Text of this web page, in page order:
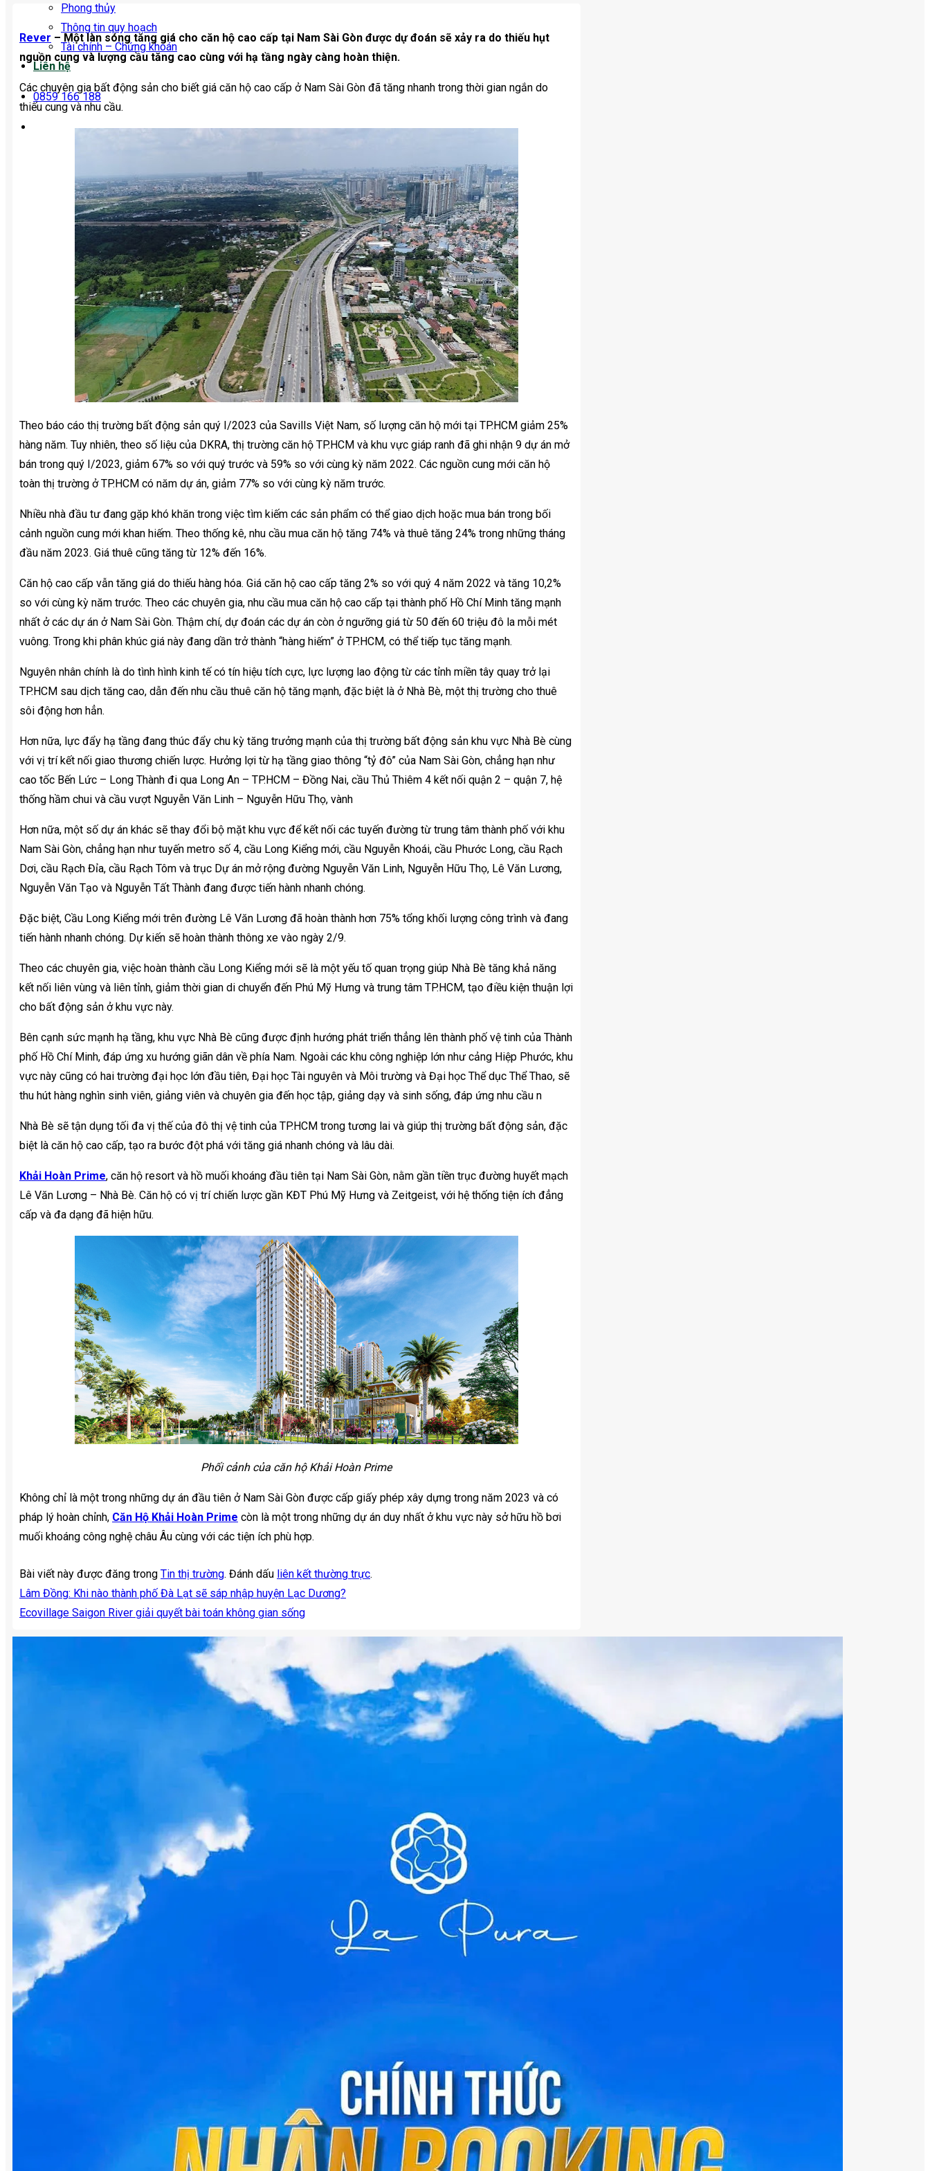
Phong thủy
Thông tin quy hoạch
Tài chính – Chứng khoán
Liên hệ
0859 166 188
Rever – Một làn sóng tăng giá cho căn hộ cao cấp tại Nam Sài Gòn được dự đoán sẽ xảy ra do thiếu hụt
nguồn cung và lượng cầu tăng cao cùng với hạ tầng ngày càng hoàn thiện.
Các chuyên gia bất động sản cho biết giá căn hộ cao cấp ở Nam Sài Gòn đã tăng nhanh trong thời gian ngắn do
thiếu cung và nhu cầu.
Theo báo cáo thị trường bất động sản quý I/2023 của Savills Việt Nam, số lượng căn hộ mới tại TP.HCM giảm 25%
hàng năm. Tuy nhiên, theo số liệu của DKRA, thị trường căn hộ TP.HCM và khu vực giáp ranh đã ghi nhận 9 dự án mở
bán trong quý I/2023, giảm 67% so với quý trước và 59% so với cùng kỳ năm 2022. Các nguồn cung mới căn hộ
toàn thị trường ở TP.HCM có năm dự án, giảm 77% so với cùng kỳ năm trước.
Nhiều nhà đầu tư đang gặp khó khăn trong việc tìm kiếm các sản phẩm có thể giao dịch hoặc mua bán trong bối
cảnh nguồn cung mới khan hiếm. Theo thống kê, nhu cầu mua căn hộ tăng 74% và thuê tăng 24% trong những tháng
đầu năm 2023. Giá thuê cũng tăng từ 12% đến 16%.
Căn hộ cao cấp vẫn tăng giá do thiếu hàng hóa. Giá căn hộ cao cấp tăng 2% so với quý 4 năm 2022 và tăng 10,2%
so với cùng kỳ năm trước. Theo các chuyên gia, nhu cầu mua căn hộ cao cấp tại thành phố Hồ Chí Minh tăng mạnh
nhất ở các dự án ở Nam Sài Gòn. Thậm chí, dự đoán các dự án còn ở ngưỡng giá từ 50 đến 60 triệu đô la mỗi mét
vuông. Trong khi phân khúc giá này đang dần trở thành “hàng hiếm” ở TP.HCM, có thể tiếp tục tăng mạnh.
Nguyên nhân chính là do tình hình kinh tế có tín hiệu tích cực, lực lượng lao động từ các tỉnh miền tây quay trở lại
TP.HCM sau dịch tăng cao, dẫn đến nhu cầu thuê căn hộ tăng mạnh, đặc biệt là ở Nhà Bè, một thị trường cho thuê
sôi động hơn hẳn.
Hơn nữa, lực đẩy hạ tầng đang thúc đẩy chu kỳ tăng trưởng mạnh của thị trường bất động sản khu vực Nhà Bè cùng
với vị trí kết nối giao thương chiến lược. Hưởng lợi từ hạ tầng giao thông “tỷ đô” của Nam Sài Gòn, chẳng hạn như
cao tốc Bến Lức – Long Thành đi qua Long An – TP.HCM – Đồng Nai, cầu Thủ Thiêm 4 kết nối quận 2 – quận 7, hệ
thống hầm chui và cầu vượt Nguyễn Văn Linh – Nguyễn Hữu Thọ, vành
Hơn nữa, một số dự án khác sẽ thay đổi bộ mặt khu vực để kết nối các tuyến đường từ trung tâm thành phố với khu
Nam Sài Gòn, chẳng hạn như tuyến metro số 4, cầu Long Kiểng mới, cầu Nguyễn Khoái, cầu Phước Long, cầu Rạch
Dơi, cầu Rạch Đỉa, cầu Rạch Tôm và trục Dự án mở rộng đường Nguyễn Văn Linh, Nguyễn Hữu Thọ, Lê Văn Lương,
Nguyễn Văn Tạo và Nguyễn Tất Thành đang được tiến hành nhanh chóng.
Đặc biệt, Cầu Long Kiểng mới trên đường Lê Văn Lương đã hoàn thành hơn 75% tổng khối lượng công trình và đang
tiến hành nhanh chóng. Dự kiến sẽ hoàn thành thông xe vào ngày 2/9.
Theo các chuyên gia, việc hoàn thành cầu Long Kiểng mới sẽ là một yếu tố quan trọng giúp Nhà Bè tăng khả năng
kết nối liên vùng và liên tỉnh, giảm thời gian di chuyển đến Phú Mỹ Hưng và trung tâm TP.HCM, tạo điều kiện thuận lợi
cho bất động sản ở khu vực này.
Bên cạnh sức mạnh hạ tầng, khu vực Nhà Bè cũng được định hướng phát triển thẳng lên thành phố vệ tinh của Thành
phố Hồ Chí Minh, đáp ứng xu hướng giãn dân về phía Nam. Ngoài các khu công nghiệp lớn như cảng Hiệp Phước, khu
vực này cũng có hai trường đại học lớn đầu tiên, Đại học Tài nguyên và Môi trường và Đại học Thể dục Thể Thao, sẽ
thu hút hàng nghìn sinh viên, giảng viên và chuyên gia đến học tập, giảng dạy và sinh sống, đáp ứng nhu cầu n
Nhà Bè sẽ tận dụng tối đa vị thế của đô thị vệ tinh của TP.HCM trong tương lai và giúp thị trường bất động sản, đặc
biệt là căn hộ cao cấp, tạo ra bước đột phá với tăng giá nhanh chóng và lâu dài.
Khải Hoàn Prime, căn hộ resort và hồ muối khoáng đầu tiên tại Nam Sài Gòn, nằm gần tiền trục đường huyết mạch
Lê Văn Lương – Nhà Bè. Căn hộ có vị trí chiến lược gần KĐT Phú Mỹ Hưng và Zeitgeist, với hệ thống tiện ích đẳng
cấp và đa dạng đã hiện hữu.
Phối cảnh của căn hộ Khải Hoàn Prime
Không chỉ là một trong những dự án đầu tiên ở Nam Sài Gòn được cấp giấy phép xây dựng trong năm 2023 và có
pháp lý hoàn chỉnh, Căn Hộ Khải Hoàn Prime còn là một trong những dự án duy nhất ở khu vực này sở hữu hồ bơi
muối khoáng công nghệ châu Âu cùng với các tiện ích phù hợp.
Bài viết này được đăng trong Tin thị trường. Đánh dấu liên kết thường trực.
Lâm Đồng: Khi nào thành phố Đà Lạt sẽ sáp nhập huyện Lạc Dương?
Ecovillage Saigon River giải quyết bài toán không gian sống